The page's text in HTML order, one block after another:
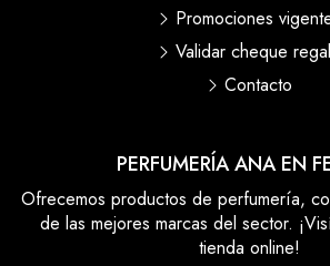
PERFUMERÍA ANA EN
Ofrecemos productos de perfumería,
de las mejores marcas del sector.
tienda online!
Promociones
Validar cheque
Contacto